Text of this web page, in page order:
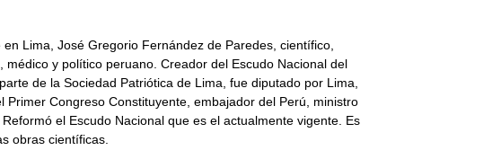
en Lima, José Gregorio Fernández de Paredes, científico,
médico y político peruano. Creador del Escudo Nacional del
de la Sociedad Patriótica de Lima, fue diputado por Lima,
Primer Congreso Constituyente, embajador del Perú, ministro
el Escudo Nacional que es el actualmente vigente. Es
obras científicas.